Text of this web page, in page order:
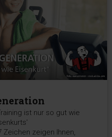
ist nur so gut wie
zeigen Ihnen,